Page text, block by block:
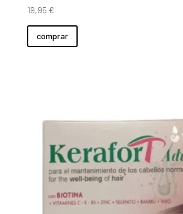
19,95 €
comprar